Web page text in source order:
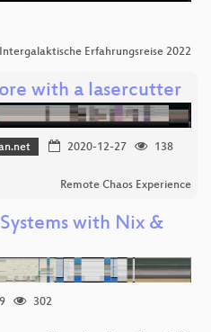
Intergalaktische Erfahrungsreise 2022
with a lasercutter
2020-12-27
138
Remote Chaos Experience
with Nix &
302